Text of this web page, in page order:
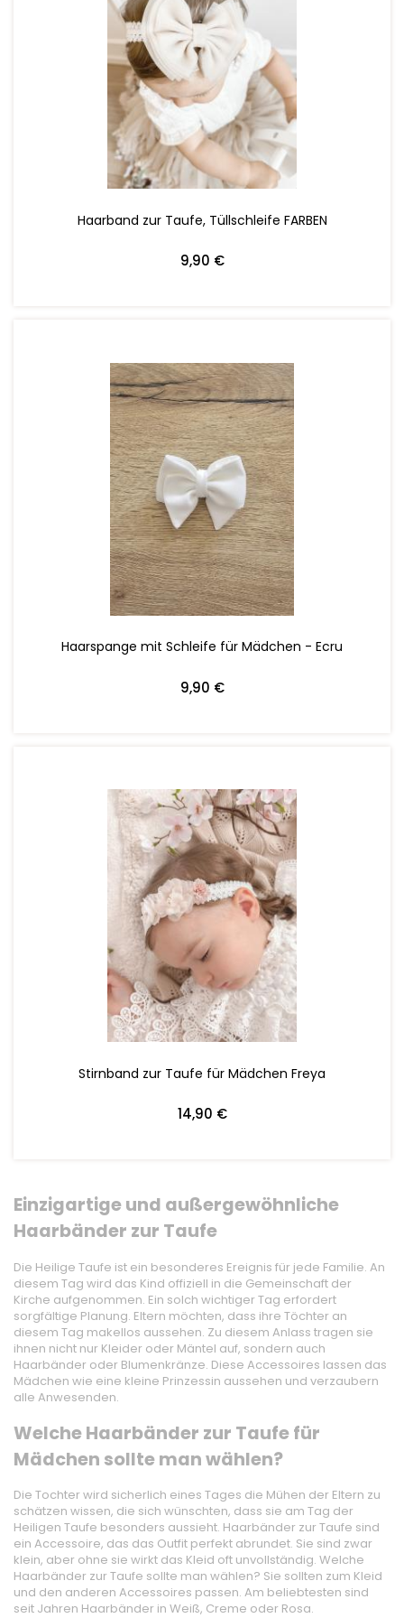
Haarband zur Taufe, Tüllschleife FARBEN
9,90 €
ZUM WARENKORB HINZUFÜGEN
Haarspange mit Schleife für Mädchen - Ecru
9,90 €
ZUM WARENKORB HINZUFÜGEN
Stirnband zur Taufe für Mädchen Freya
14,90 €
ZUM WARENKORB HINZUFÜGEN
Einzigartige und außergewöhnliche
Haarbänder zur Taufe
Die Heilige Taufe ist ein besonderes Ereignis für jede Familie. An
diesem Tag wird das Kind offiziell in die Gemeinschaft der
Kirche aufgenommen. Ein solch wichtiger Tag erfordert
sorgfältige Planung. Eltern möchten, dass ihre Töchter an
diesem Tag makellos aussehen. Zu diesem Anlass tragen sie
ihnen nicht nur Kleider oder Mäntel auf, sondern auch
Haarbänder oder Blumenkränze. Diese Accessoires lassen das
Mädchen wie eine kleine Prinzessin aussehen und verzaubern
alle Anwesenden.
Welche Haarbänder zur Taufe für
Mädchen sollte man wählen?
Die Tochter wird sicherlich eines Tages die Mühen der Eltern zu
schätzen wissen, die sich wünschten, dass sie am Tag der
Heiligen Taufe besonders aussieht. Haarbänder zur Taufe sind
ein Accessoire, das das Outfit perfekt abrundet. Sie sind zwar
klein, aber ohne sie wirkt das Kleid oft unvollständig. Welche
Haarbänder zur Taufe sollte man wählen? Sie sollten zum Kleid
und den anderen Accessoires passen. Am beliebtesten sind
seit Jahren Haarbänder in Weiß, Creme oder Rosa.